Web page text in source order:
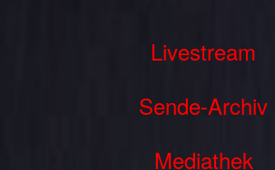
Livestream
Sende-Archiv
Mediathek